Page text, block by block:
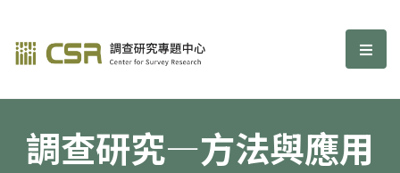
調查研究—方法與應用期刊 選
調查研究—方法與應用